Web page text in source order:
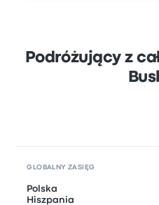
Podróżujący z
GLOBALNY ZASIĘG
Polska
Hiszpania